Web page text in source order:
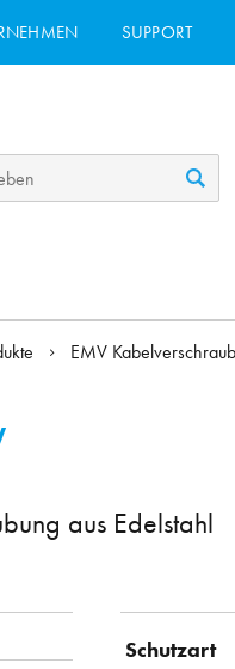
SUPPORT
EMV
aus Edelstahl
Schutzart